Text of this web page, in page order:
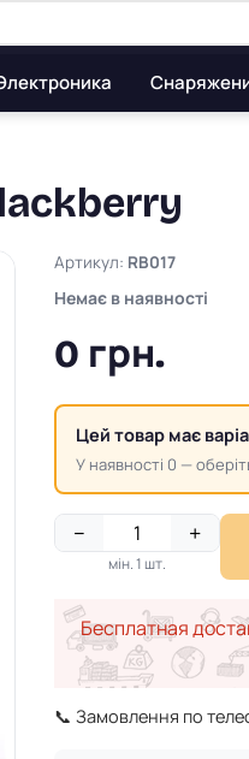
Артикул: RB017
Немає в наявності
0 грн.
Цей товар має
У наявності 0 —
− +
мін. 1 шт.
Бесплатная
📞 Замовлення по